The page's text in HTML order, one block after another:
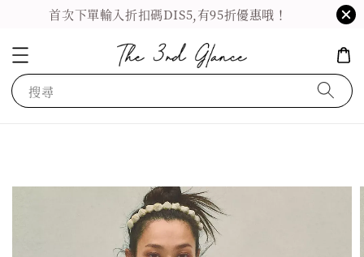
首次下單輸入折扣碼DIS5,有95折優惠哦！
搜尋